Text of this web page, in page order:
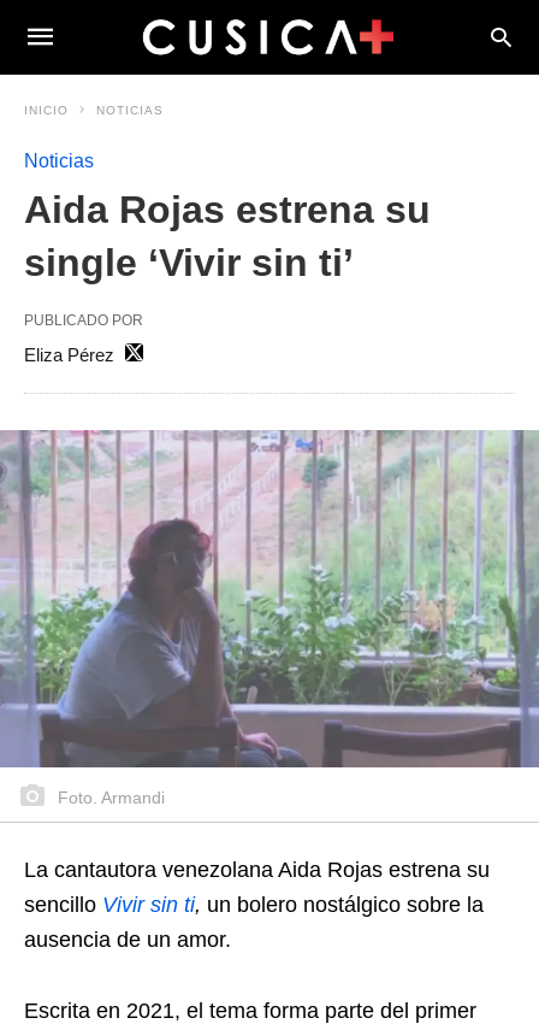
INICIO NOTICIAS
Noticias
Aida Rojas estrena su
single ‘Vivir sin ti’
PUBLICADO POR
Eliza Pérez
Foto. Armandi
La cantautora venezolana Aida Rojas estrena su
sencillo Vivir sin ti, un bolero nostálgico sobre la
ausencia de un amor.
Escrita en 2021, el tema forma parte del primer